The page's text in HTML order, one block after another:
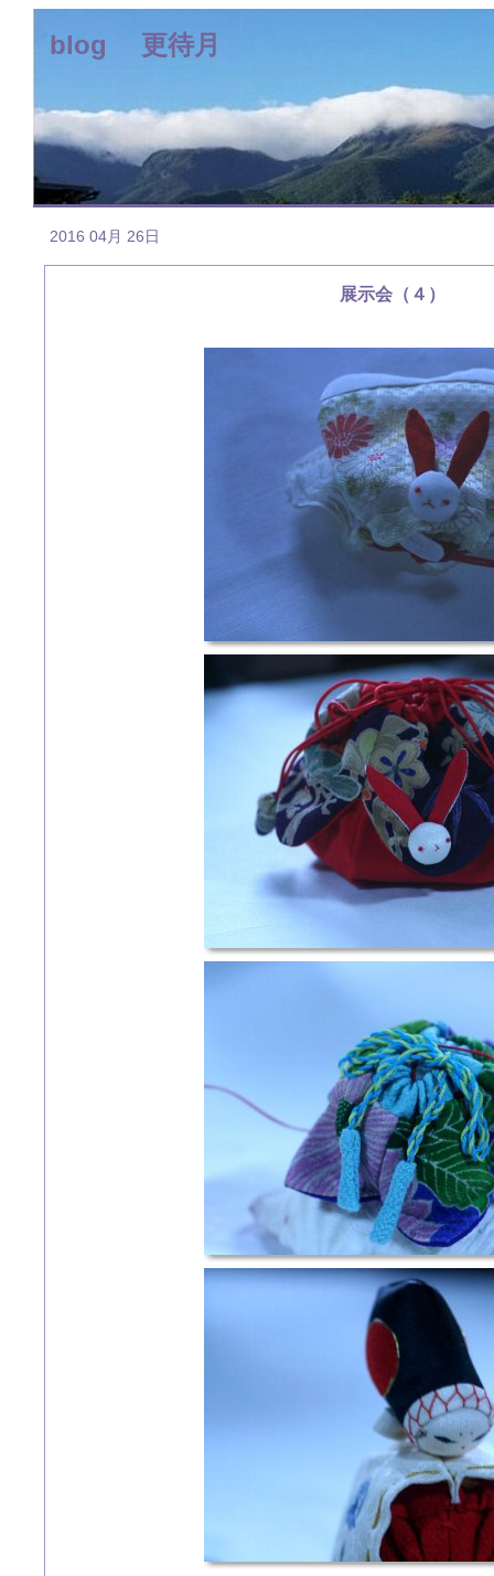
blog 更待月
2016 04月 26日
展示会（４）